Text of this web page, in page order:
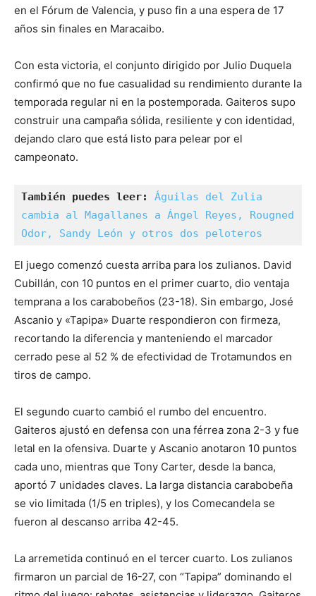
en el Fórum de Valencia, y puso fin a una espera de 17
años sin finales en Maracaibo.
Con esta victoria, el conjunto dirigido por Julio Duquela
confirmó que no fue casualidad su rendimiento durante la
temporada regular ni en la postemporada. Gaiteros supo
construir una campaña sólida, resiliente y con identidad,
dejando claro que está listo para pelear por el
campeonato.
También puedes leer:
Águilas del Zulia
cambia al Magallanes a Ángel Reyes, Rougned
Odor, Sandy León y otros dos peloteros
El juego comenzó cuesta arriba para los zulianos. David
Cubillán, con 10 puntos en el primer cuarto, dio ventaja
temprana a los carabobeños (23-18). Sin embargo, José
Ascanio y «Tapipa» Duarte respondieron con firmeza,
recortando la diferencia y manteniendo el marcador
cerrado pese al 52 % de efectividad de Trotamundos en
tiros de campo.
El segundo cuarto cambió el rumbo del encuentro.
Gaiteros ajustó en defensa con una férrea zona 2-3 y fue
letal en la ofensiva. Duarte y Ascanio anotaron 10 puntos
cada uno, mientras que Tony Carter, desde la banca,
aportó 7 unidades claves. La larga distancia carabobeña
se vio limitada (1/5 en triples), y los Comecandela se
fueron al descanso arriba 42-45.
La arremetida continuó en el tercer cuarto. Los zulianos
firmaron un parcial de 16-27, con “Tapipa” dominando el